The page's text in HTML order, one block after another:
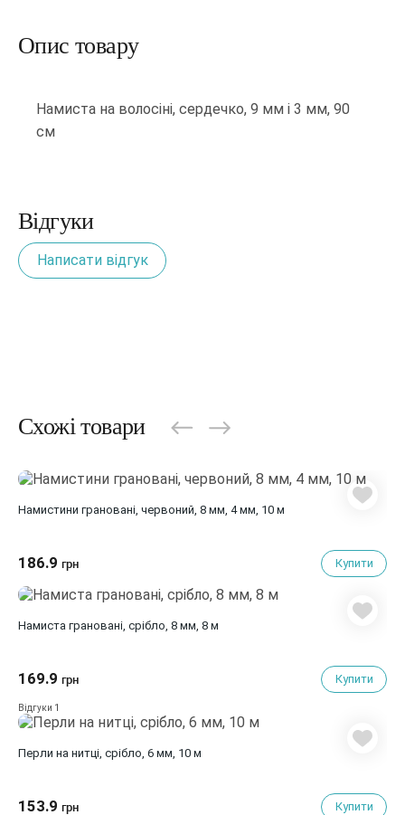
Опис товару
Намиста на волосіні, сердечко, 9 мм і 3 мм, 90
см
Відгуки
Написати відгук
Схожі товари
Намистини грановані, червоний, 8 мм, 4 мм, 10 м
186.9 грн Купити
Намиста грановані, срібло, 8 мм, 8 м
169.9 грн Купити
Відгуки 1
Перли на нитці, срібло, 6 мм, 10 м
153.9 грн Купити